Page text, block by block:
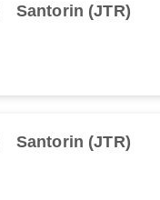
Santorin (JTR)
Santorin (JTR)